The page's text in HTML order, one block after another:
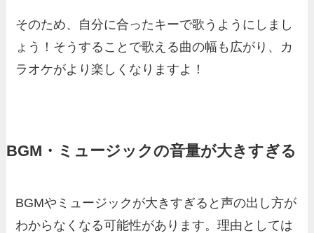
そのため、自分に合ったキーで歌うようにしまし
ょう！そうすることで歌える曲の幅も広がり、カ
ラオケがより楽しくなりますよ！
BGM・ミュージックの音量が大きすぎる
BGMやミュージックが大きすぎると声の出し方が
わからなくなる可能性があります。理由としては